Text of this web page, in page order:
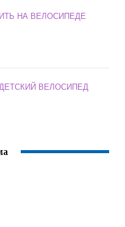
НА ВЕЛОСИПЕДЕ
ВЕЛОСИПЕД